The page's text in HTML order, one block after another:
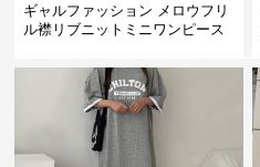
ギャルファッション メロウフリ
ル襟リブニットミニワンピース